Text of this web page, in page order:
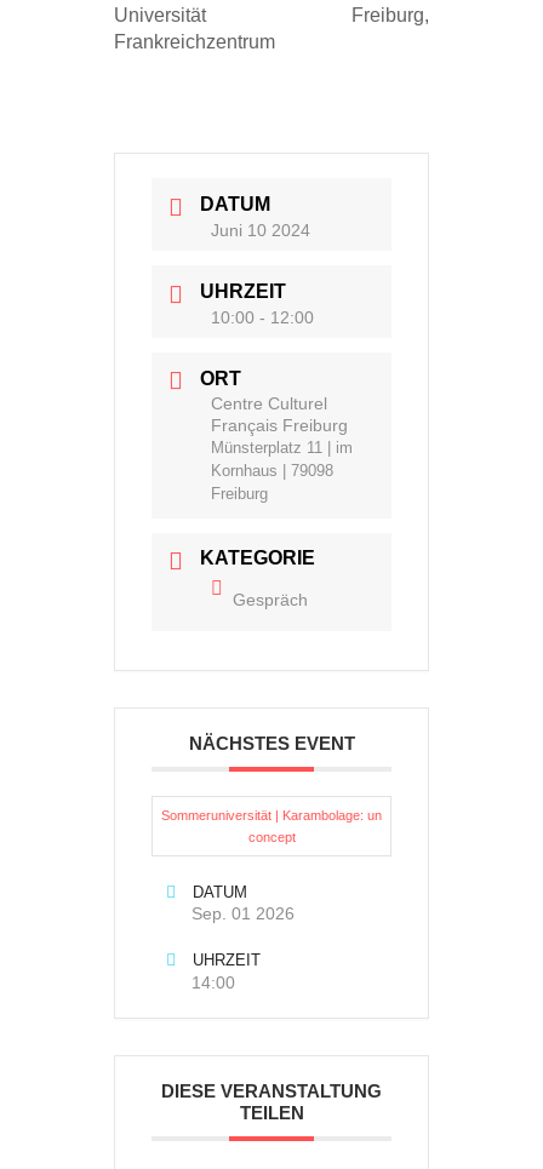
Universität Freiburg,
Frankreichzentrum
DATUM
Juni 10 2024
UHRZEIT
10:00 - 12:00
ORT
Centre Culturel
Français Freiburg
Münsterplatz 11 | im
Kornhaus | 79098
Freiburg
KATEGORIE
Gespräch
NÄCHSTES EVENT
Sommeruniversität | Karambolage: un
concept
DATUM
Sep. 01 2026
UHRZEIT
14:00
DIESE VERANSTALTUNG
TEILEN